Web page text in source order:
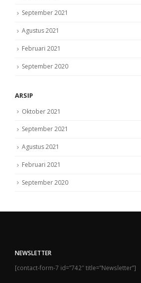
September 2021
Agustus 2021
Februari 2021
September 2020
ARSIP
Oktober 2021
September 2021
Agustus 2021
Februari 2021
September 2020
NEWSLETTER
[contact-form-7 id=”742″ title=”Newsletter”]